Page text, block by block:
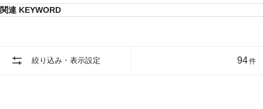
関連 KEYWORD
絞り込み・表示設定 94件